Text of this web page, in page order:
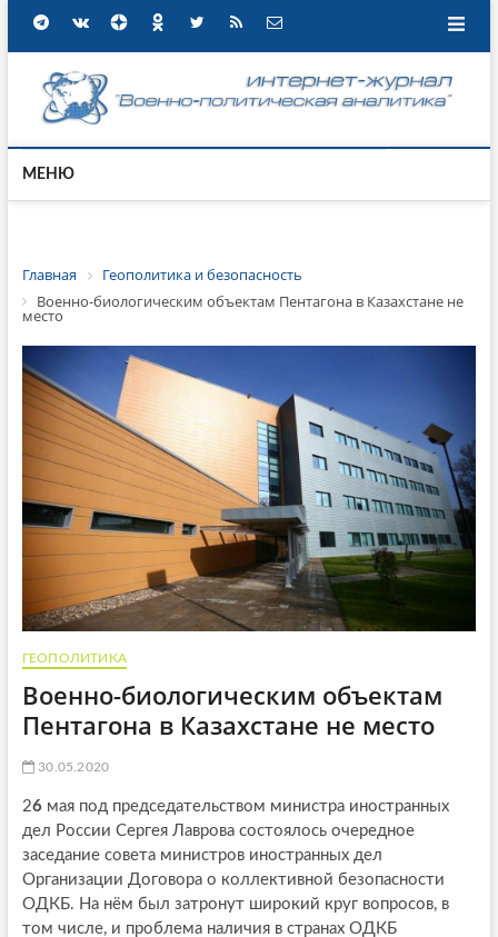
МЕНЮ
Главная
Геополитика и безопасность
Военно-биологическим объектам Пентагона в Казахстане не
место
ГЕОПОЛИТИКА
Военно-биологическим объектам
Пентагона в Казахстане не место
30.05.2020
26мая под председательством министра иностранных
дел России Сергея Лаврова состоялось очередное
заседание совета министров иностранных дел
Организации Договора о коллективной безопасности
ОДКБ. На нём был затронут широкий круг вопросов, в
том числе, и проблема наличия в странах ОДКБ